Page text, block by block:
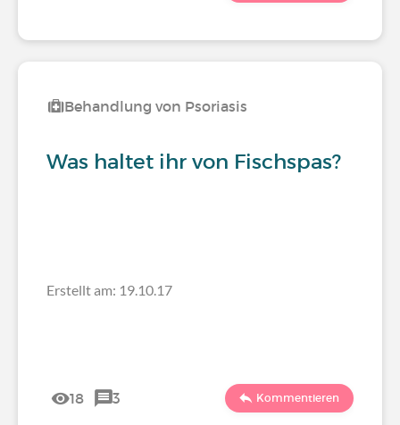
Behandlung von Psoriasis
Was haltet ihr von Fischspas?
Erstellt am: 19.10.17
18 3 Kommentieren